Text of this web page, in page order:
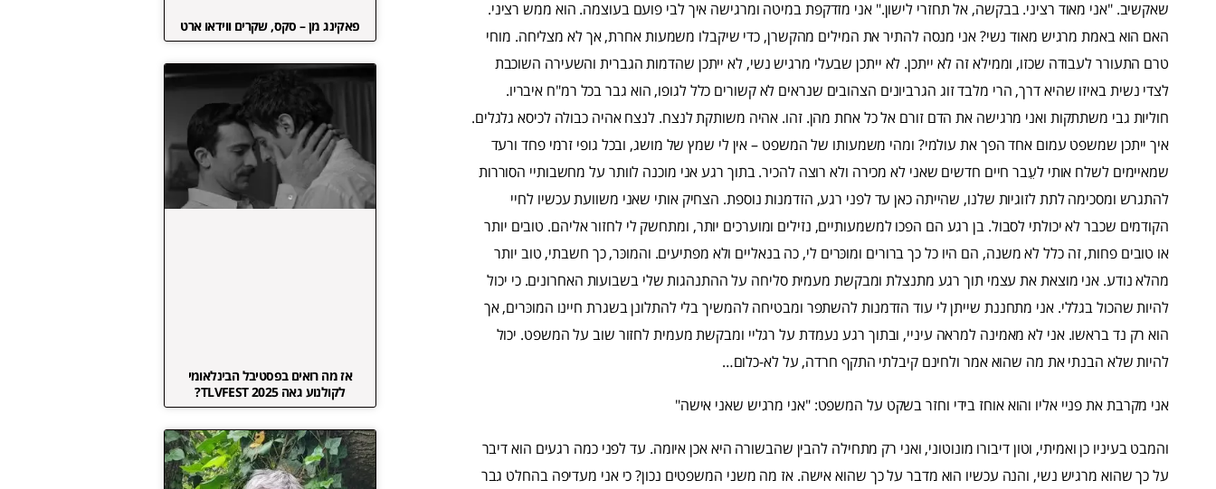
שאקשיב. "אני מאוד רציני. בבקשה, אל תחזרי לישון." אני מזדקפת במיטה ומרגישה איך לבי פועם בעוצמה. הוא ממש רציני.
האם הוא באמת מרגיש מאוד נשי? אני מנסה להתיר את המילים מהקשרן, כדי שיקבלו משמעות אחרת, אך לא מצליחה. מוחי
טרם התעורר לעבודה שכזו, וממילא זה לא ייתכן. לא ייתכן שבעלי מרגיש נשי, לא ייתכן שהדמות הגברית והשעירה השוכבת
לצדי נשית באיזו שהיא דרך, הרי מלבד זוג הגרביונים הצהובים שנראים לא קשורים כלל לגופו, הוא גבר בכל רמ"ח איבריו.
חוליות גבי משתתקות ואני מרגישה את הדם זורם אל כל אחת מהן. זהו. אהיה משותקת לנצח. לנצח אהיה כבולה לכיסא גלגלים.
איך ייתכן שמשפט עמום אחד הפך את עולמי? ומהי משמעותו של המשפט – אין לי שמץ של מושג, ובכל גופי זרמי פחד ורעד
שמאיימים לשלח אותי לעֵבר חיים חדשים שאני לא מכירה ולא רוצה להכיר. בתוך רגע אני מוכנה לוותר על מחשבותיי הסוררות
להתגרש ומסכימה לתת לזוגיות שלנו, שהייתה כאן עד לפני רגע, הזדמנות נוספת. הצחיק אותי שאני משוועת עכשיו לחיי
הקודמים שכבר לא יכולתי לסבול. בן רגע הם הפכו למשמעותיים, נזילים ומוערכים יותר, ומתחשק לי לחזור אליהם. טובים יותר
או טובים פחות, זה כלל לא משנה, הם היו כל כך ברורים ומוכּרים לי, כה בנאליים ולא מפתיעים. והמוכּר, כך חשבתי, טוב יותר
מהלא נודע. אני מוצאת את עצמי תוך רגע מתנצלת ומבקשת מעמית סליחה על ההתנהגות שלי בשבועות האחרונים. כי יכול
להיות שהכול בגללי. אני מתחננת שייתן לי עוד הזדמנות להשתפר ומבטיחה להמשיך בלי להתלונן בשגרת חיינו המוכּרים, אך
הוא רק נד בראשו. אני לא מאמינה למראה עיניי, ובתוך רגע נעמדת על רגליי ומבקשת מעמית לחזור שוב על המשפט. יכול
להיות שלא הבנתי את מה שהוא אמר ולחינם קיבלתי התקף חרדה, על לא-כלום…
אני מקרבת את פניי אליו והוא אוחז בידי וחזר בשקט על המשפט: "אני מרגיש שאני אישה"
והמבט בעיניו כן ואמיתי, וטון דיבורו מונוטוני, ואני רק מתחילה להבין שהבשורה היא אכן איומה. עד לפני כמה רגעים הוא דיבר
על כך שהוא מרגיש נשי, והנה עכשיו הוא מדבר על כך שהוא אישה. אז מה משני המשפטים נכון? כי אני מעדיפה בהחלט גבר
פאקינג מן – סקס, שקרים ווידאו ארט
אז מה רואים בפסטיבל הבינלאומי
לקולנוע גאה TLVFEST 2025?